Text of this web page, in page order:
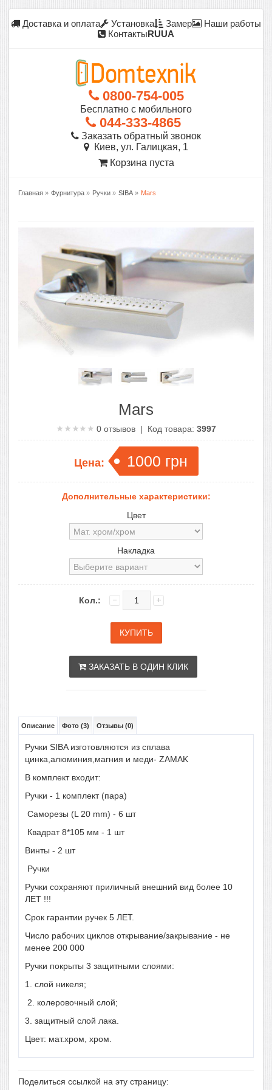
Доставка и оплата Установка Замер
Наши работы
КонтактыRUUA
0800-754-005
Бесплатно с мобильного
044-333-4865
Заказать обратный звонок
Киев, ул. Галицкая, 1
Корзина пуста
Главная » Фурнитура » Ручки » SIBA » Mars
Mars
0отзывов | Код товара: 3997
Цена: 1000 грн
Дополнительные характеристики:
Цвет
Накладка
Кол.:
ЗАКАЗАТЬ В ОДИН КЛИК
Описание Фото (3) Отзывы (0)
Ручки SIBA изготовляются из сплава
цинка,алюминия,магния и меди- ZAMAK
В комплект входит:
Ручки - 1 комплект (пара)
Саморезы (L 20 mm) - 6 шт
Квадрат 8*105 мм - 1 шт
Винты - 2 шт
Ручки
Ручки сохраняют приличный внешний вид более 10
ЛЕТ !!!
Срок гарантии ручек 5 ЛЕТ.
Число рабочих циклов открывание/закрывание - не
менее 200 000
Ручки покрыты 3 защитными слоями:
1. слой никеля;
2. колеровочный слой;
3. защитный слой лака.
Цвет: мат.хром, хром.
Поделиться ссылкой на эту страницу: